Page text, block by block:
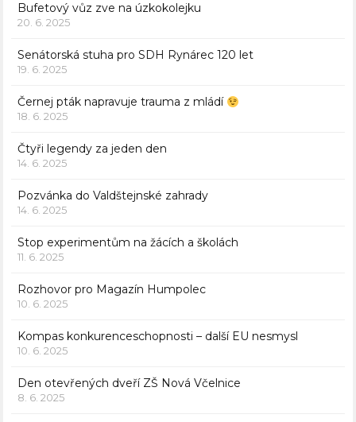
Bufetový vůz zve na úzkokolejku
20. 6. 2025
Senátorská stuha pro SDH Rynárec 120 let
19. 6. 2025
Černej pták napravuje trauma z mládí
18. 6. 2025
Čtyři legendy za jeden den
14. 6. 2025
Pozvánka do Valdštejnské zahrady
14. 6. 2025
Stop experimentům na žácích a školách
11. 6. 2025
Rozhovor pro Magazín Humpolec
10. 6. 2025
Kompas konkurenceschopnosti – další EU nesmysl
10. 6. 2025
Den otevřených dveří ZŠ Nová Včelnice
8. 6. 2025